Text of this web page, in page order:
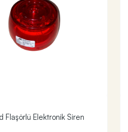
Flaşörlü Elektronik Siren